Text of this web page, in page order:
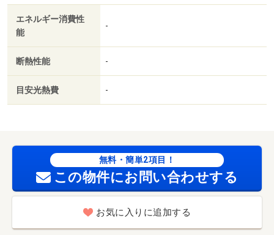
／二人入居相談／ガスレンジ付／２４時間換気システム／
南面２室／南面リビング／敷地内ごみ置き場／平面駐車場
／オープンキッチン／プロパンガス／洗面所にドア／三面
会社利用可／ＩＴ重説 対応物件／高台協同センター（そ
の他）まで３７７ｍ／浜松リハビリテーション病院（病
院）まで３９４ｍ／みどり台海谷眼科（病院）まで３４８
（スーパー）まで８４３ｍ
エネルギー消費性
能
-
断熱性能 -
目安光熱費 -
無料・簡単2項目！
この物件にお問い合わせする
お気に入りに追加する